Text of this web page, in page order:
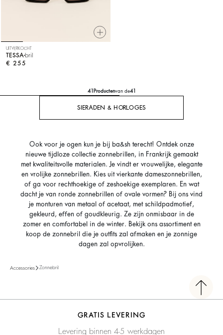
UITVERKOCHT
TESSA bril
€ 255
41 Productenvan de41
SIERADEN & HORLOGES
Ook voor je ogen kun je bij ba&sh terecht! Ontdek onze
nieuwe tijdloze collectie zonnebrillen, in Frankrijk gemaakt
met kwaliteitsvolle materialen. Je vindt er vrouwelijke, elegante
en vrolijke zonnebrillen. Kies uit vierkante dameszonnebrillen,
of ga voor rechthoekige of zeshoekige exemplaren. En wat
dacht je van ronde zonnebrillen of ovale vormen? Bij ons vind
je monturen van metaal of acetaat, met schildpadmotief,
gekleurd, effen of goudkleurig. Ze zijn onmisbaar in de
zomer en comfortabel in de winter. Bekijk ons assortiment en
koop de zonnebril die je outfits zal afmaken en je zonnige
dagen zal opvrolijken.
Accessories Zonnebril
GRATIS LEVERING
Levering binnen 4-5 werkdagen